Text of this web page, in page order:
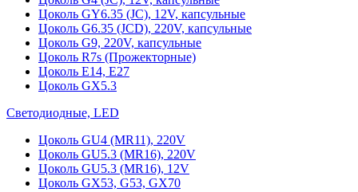
Цоколь GY6.35 (JC), 12V, капсульные
Цоколь G6.35 (JCD), 220V, капсульные
Цоколь G9, 220V, капсульные
Цоколь R7s (Прожекторные)
Цоколь E14, E27
Цоколь GX5.3
Светодиодные, LED
Цоколь GU4 (MR11), 220V
Цоколь GU5.3 (MR16), 220V
Цоколь GU5.3 (MR16), 12V
Цоколь GX53, G53, GX70